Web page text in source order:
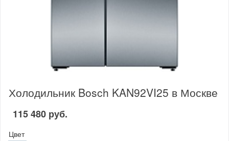
Холодильник Bosch KAN92VI25 в Москве
115 480 руб.
Цвет